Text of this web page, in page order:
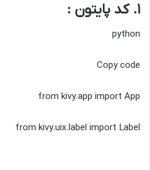
۱. کد پایتون :
python
Copy code
from kivy.app import App
from kivy.uix.label import Label